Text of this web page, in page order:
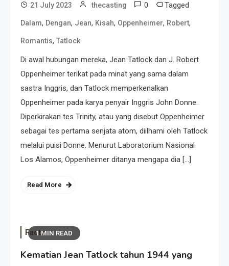
21 July 2023 thecasting 0 Tagged
Dalam, Dengan, Jean, Kisah, Oppenheimer, Robert,
Romantis, Tatlock
Di awal hubungan mereka, Jean Tatlock dan J. Robert
Oppenheimer terikat pada minat yang sama dalam
sastra Inggris, dan Tatlock memperkenalkan
Oppenheimer pada karya penyair Inggris John Donne.
Diperkirakan tes Trinity, atau yang disebut Oppenheimer
sebagai tes pertama senjata atom, diilhami oleh Tatlock
melalui puisi Donne. Menurut Laboratorium Nasional
Los Alamos, Oppenheimer ditanya mengapa dia […]
Read More
1 MIN READ
Facts
Kematian Jean Tatlock tahun 1944 yang